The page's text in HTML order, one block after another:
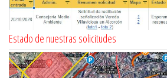
Estado de nuestras solicitudes